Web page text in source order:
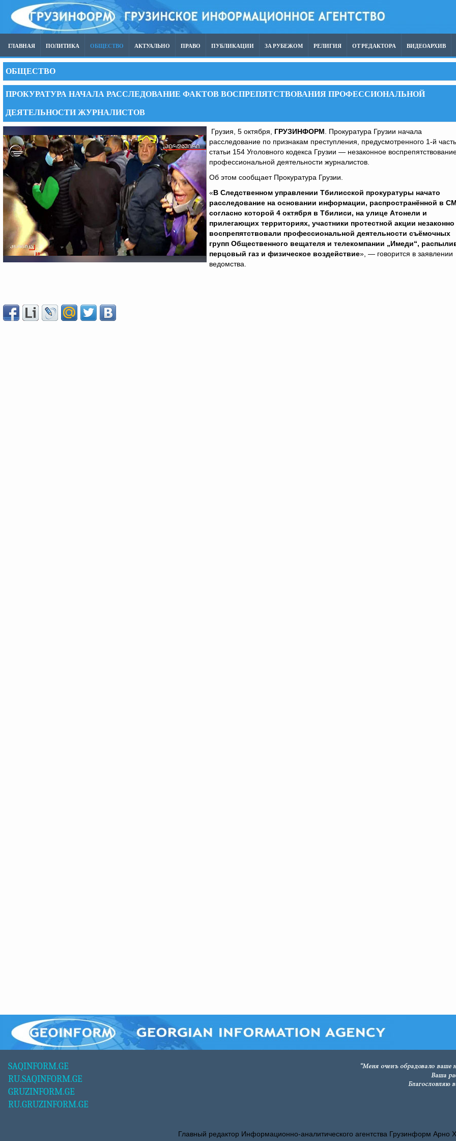
ГЛАВНАЯ ПОЛИТИКА ОБЩЕСТВО АКТУАЛЬНО ПРАВО ПУБЛИКАЦИИ ЗА РУБЕЖОМ РЕЛИГИЯ ОТ РЕДАКТОРА ВИДЕОАРХИВ
ОБЩЕСТВО
ПРОКУРАТУРА НАЧАЛА РАССЛЕДОВАНИЕ ФАКТОВ ВОСПРЕПЯТСТВОВАНИЯ ПРОФЕССИОНАЛЬНОЙ
ДЕЯТЕЛЬНОСТИ ЖУРНАЛИСТОВ
Грузия, 5 октября, ГРУЗИНФОРМ . Прокуратура Грузии начала
расследование по признакам преступления, предусмотренного 1-й
статьи 154 Уголовного кодекса Грузии — незаконное
профессиональной деятельности журналистов.
Об этом сообщает Прокуратура Грузии.
«В Следственном управлении Тбилисской прокуратуры начато
расследование на основании информации, распространённой в
согласно которой 4 октября в Тбилиси, на улице Атонели и
прилегающих территориях, участники протестной акции незаконно
воспрепятствовали профессиональной деятельности съёмочных
групп Общественного вещателя и телекомпании „Имеди“,
перцовый газ и физическое воздействие», — говорится в заявлении
ведомства.
SAQINFORM.GE
RU.SAQINFORM.GE
GRUZINFORM.GE
RU.GRUZINFORM.GE
Главный редактор Информационно-аналитического агентства Грузинформ Арно